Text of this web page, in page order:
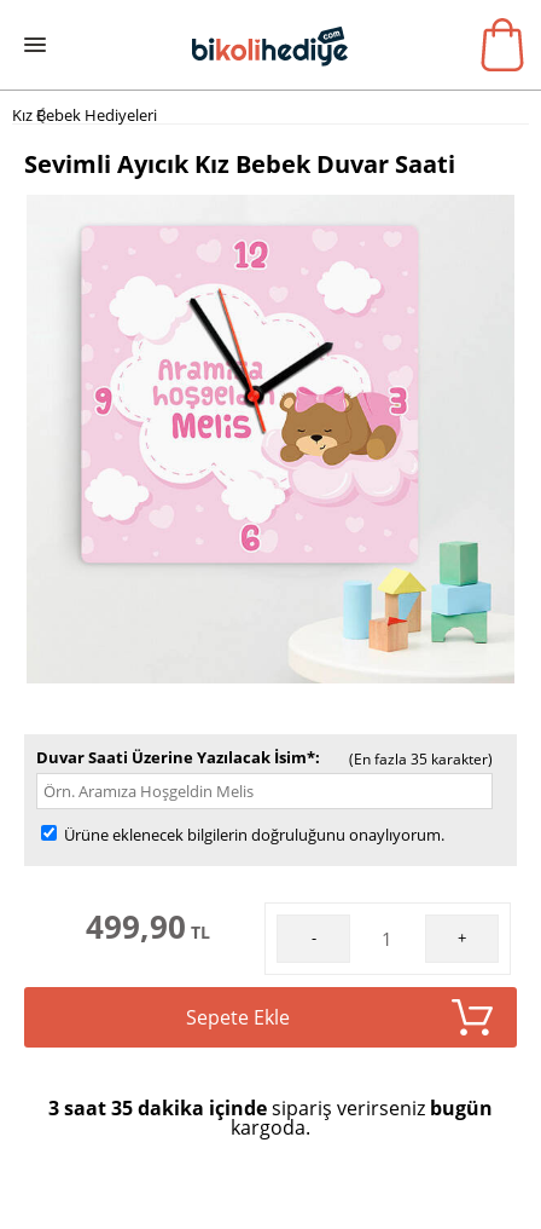
Kız Bebek Hediyeleri
Sevimli Ayıcık Kız Bebek Duvar Saati
Duvar Saati Üzerine Yazılacak İsim* (En fazla 35 karakter)
Ürüne eklenecek bilgilerin doğruluğunu onaylıyorum.
499,90 TL - +
Sepete Ekle
3 saat 35 dakika içindesipariş verirseniz bugün
kargoda.